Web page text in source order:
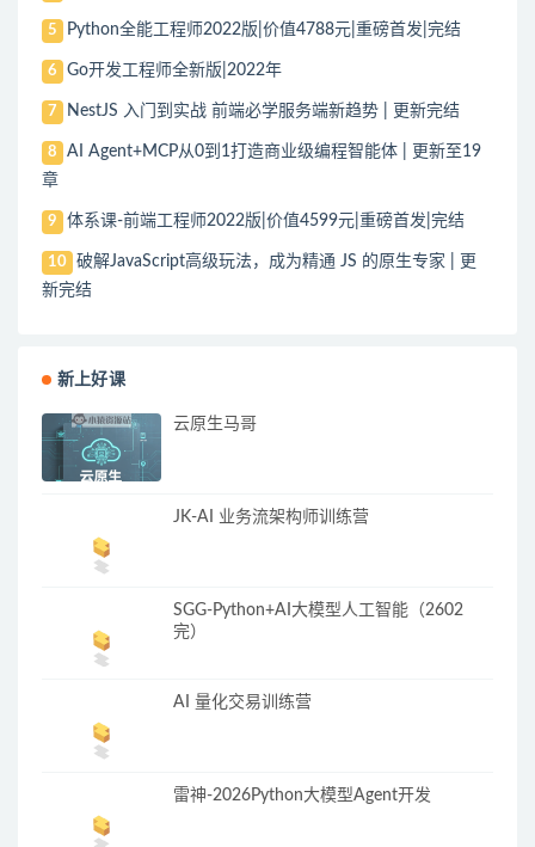
5 Python全能工程师2022版|价值4788元|重磅首发|完结
6 Go开发工程师全新版|2022年
7 NestJS 入门到实战 前端必学服务端新趋势 | 更新完结
8
AI Agent+MCP从0到1打造商业级编程智能体 | 更新至19
章
9 体系课-前端工程师2022版|价值4599元|重磅首发|完结
10
破解JavaScript高级玩法，成为精通 JS 的原生专家 | 更
新完结
新上好课
云原生马哥
JK-AI 业务流架构师训练营
SGG-Python+AI大模型人工智能（2602
完）
AI 量化交易训练营
雷神-2026Python大模型Agent开发